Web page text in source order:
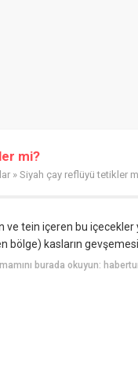
mi?
» Siyah çay reflüyü tetikler
ve tein içeren bu
bölge) kasların
burada okuyun: